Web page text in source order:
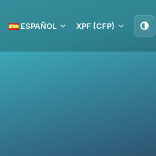
ESPAÑOL XPF (CFP)